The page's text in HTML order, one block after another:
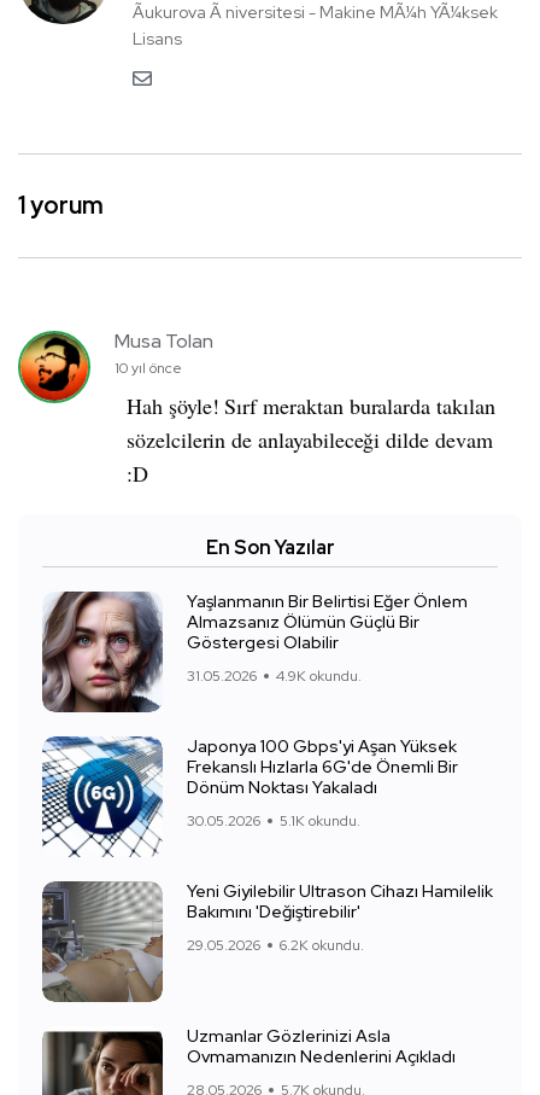
Ãukurova Ã niversitesi - Makine MÃ¼h YÃ¼ksek
Lisans
1 yorum
Musa Tolan
10 yıl önce
Hah şöyle! Sırf meraktan buralarda takılan
sözelcilerin de anlayabileceği dilde devam
:D
En Son Yazılar
Yaşlanmanın Bir Belirtisi Eğer Önlem
Almazsanız Ölümün Güçlü Bir
Göstergesi Olabilir
31.05.2026 4.9K okundu.
Japonya 100 Gbps'yi Aşan Yüksek
Frekanslı Hızlarla 6G'de Önemli Bir
Dönüm Noktası Yakaladı
30.05.2026 5.1K okundu.
Yeni Giyilebilir Ultrason Cihazı Hamilelik
Bakımını 'Değiştirebilir'
29.05.2026 6.2K okundu.
Uzmanlar Gözlerinizi Asla
Ovmamanızın Nedenlerini Açıkladı
28.05.2026 5.7K okundu.